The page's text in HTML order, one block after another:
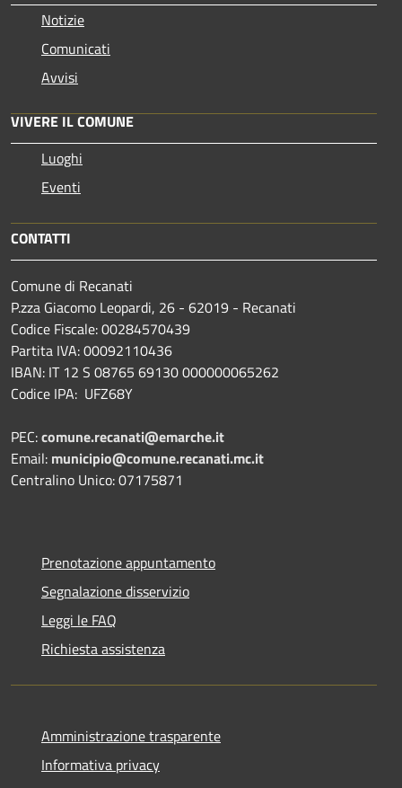
Notizie
Comunicati
Avvisi
VIVERE IL COMUNE
Luoghi
Eventi
CONTATTI
Comune di Recanati
P.zza Giacomo Leopardi, 26 - 62019 - Recanati
Codice Fiscale: 00284570439
Partita IVA: 00092110436
IBAN: IT 12 S 08765 69130 000000065262
Codice IPA: UFZ68Y
PEC:comune.recanati@emarche.it
Email: municipio@comune.recanati.mc.it
Centralino Unico: 07175871
Prenotazione appuntamento
Segnalazione disservizio
Leggi le FAQ
Richiesta assistenza
Amministrazione trasparente
Informativa privacy